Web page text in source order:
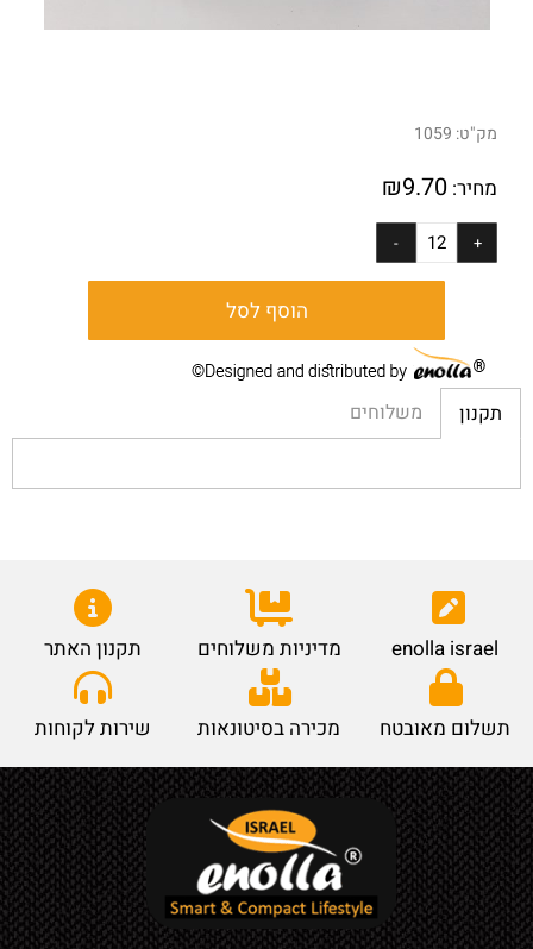
מק"ט: 1059
מחיר: ₪9.70
הוסף לסל
תקנון משלוחים
enolla israel מדיניות משלוחים תקנון האתר
תשלום מאובטח מכירה בסיטונאות שירות לקוחות